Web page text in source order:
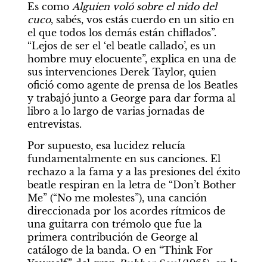
Es como Alguien voló sobre el nido del
cuco, sabés, vos estás cuerdo en un sitio en
el que todos los demás están chiflados”.
“Lejos de ser el ‘el beatle callado’, es un
hombre muy elocuente”, explica en una de
sus intervenciones Derek Taylor, quien
ofició como agente de prensa de los Beatles
y trabajó junto a George para dar forma al
libro a lo largo de varias jornadas de
entrevistas.
Por supuesto, esa lucidez relucía
fundamentalmente en sus canciones. El
rechazo a la fama y a las presiones del éxito
beatle respiran en la letra de “Don’t Bother
Me” (“No me molestes”), una canción
direccionada por los acordes rítmicos de
una guitarra con trémolo que fue la
primera contribución de George al
catálogo de la banda. O en “Think For